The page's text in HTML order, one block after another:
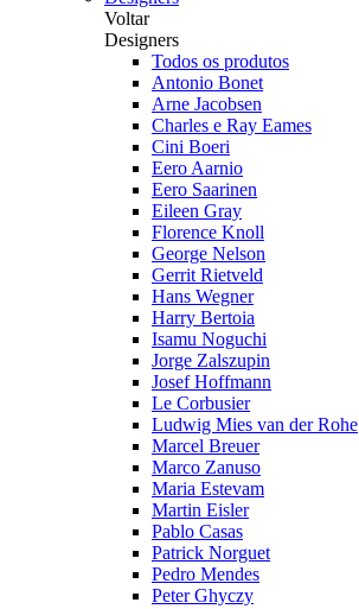
Voltar
Designers
Todos os produtos
Antonio Bonet
Arne Jacobsen
Charles e Ray Eames
Cini Boeri
Eero Aarnio
Eero Saarinen
Eileen Gray
Florence Knoll
George Nelson
Gerrit Rietveld
Hans Wegner
Harry Bertoia
Isamu Noguchi
Jorge Zalszupin
Josef Hoffmann
Le Corbusier
Ludwig Mies van der Rohe
Marcel Breuer
Marco Zanuso
Maria Estevam
Martin Eisler
Pablo Casas
Patrick Norguet
Pedro Mendes
Peter Ghyczy